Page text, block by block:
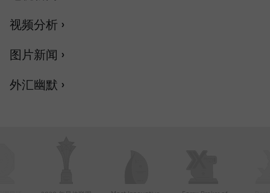
视频分析 ›
图片新闻 ›
外汇幽默 ›